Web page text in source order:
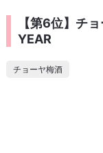
【第6位】チ
YEAR
チョーヤ梅酒